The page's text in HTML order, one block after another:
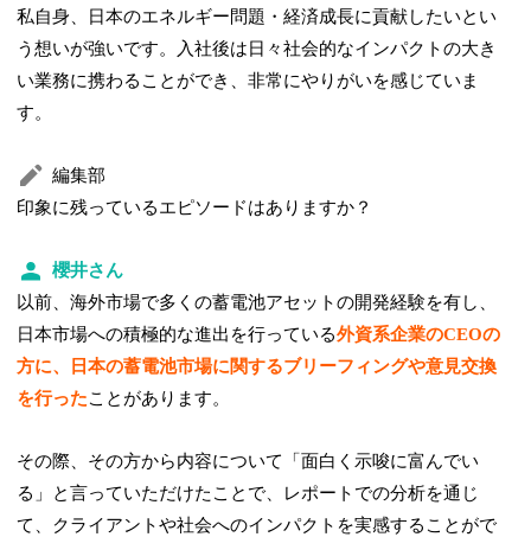
私自身、日本のエネルギー問題・経済成長に貢献したいとい
う想いが強いです。入社後は日々社会的なインパクトの大き
い業務に携わることができ、非常にやりがいを感じていま
す。
編集部
印象に残っているエピソードはありますか？
櫻井さん
以前、海外市場で多くの蓄電池アセットの開発経験を有し、
日本市場への積極的な進出を行っている外資系企業のCEOの
方に、日本の蓄電池市場に関するブリーフィングや意見交換
を行ったことがあります。
その際、その方から内容について「面白く示唆に富んでい
る」と言っていただけたことで、レポートでの分析を通じ
て、クライアントや社会へのインパクトを実感することがで